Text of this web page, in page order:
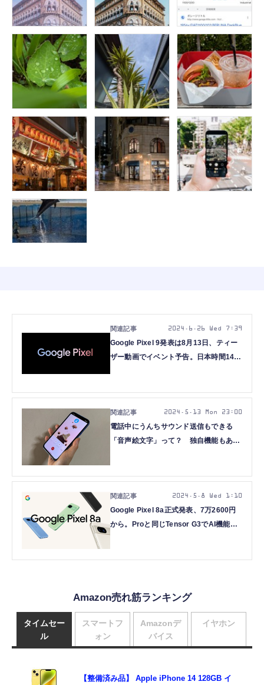
Google Pixel 9発表は8月13日、ティー
ザー動画でイベント予告。日本時間14日
2024.6.26 Wed 7:39
電話中にうんちサウンド送信もできる
「音声絵文字」って？ 独自機能もある
2024.5.13 Mon 23:00
Google Pixel 8a正式発表、7万2600円
から。Proと同じTensor G3でAI機能満
2024.5.8 Wed 1:10
Amazon売れ筋ランキング
タイムセー
ル
【整備済み品】 Apple iPhone 14 128GB イ
スマートフ
ォン
Amazonデ
バイス
イヤホン